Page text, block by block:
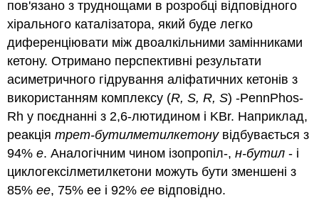
пов'язано з труднощами в розробці відповідного
хірального каталізатора, який буде легко
диференціювати між двоалкільними замінниками
кетону. Отримано перспективні результати
асиметричного гідрування аліфатичних кетонів з
використанням комплексу (R, S, R, S) -PennPhos-
Rh у поєднанні з 2,6-лютидином і KBr. Наприклад,
реакціятрет-бутилметилкетонувідбувається з
94%е. Аналогічним чином ізопропіл-,н-бутил - і
циклогексілметилкетони можуть бути зменшені з
85%ee, 75% ee і 92%ee відповідно.